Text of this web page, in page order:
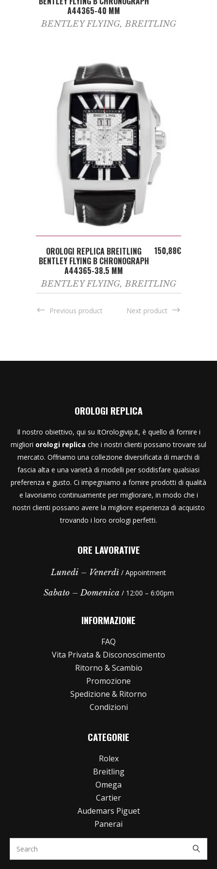
A44365-40 MM
BENTLEY FLYING,BREITLING
ADD TO CART
OROLOGI REPLICA BREITLING
BENTLEY FLYING B CHRONOGRAPH
A44365-38.5 MM
150,88€
BENTLEY FLYING,BREITLING
Previous product Next product
OROLOGI REPLICA
Il nostro obiettivo, qui su ItOrologivip.it, è quello di fornire i
migliori orologi replica che i nostri clienti possano trovare sul
mercato. Offriamo una collezione diversificata di marchi di
fascia alta e una varietà di modelli per soddisfare qualsiasi
preferenza e gusto. Ci impegniamo a fornire prodotti di qualità
e lavoriamo continuamente per migliorare, in modo che i
nostri clienti possano avere la migliore esperienza di acquisto
trovando i loro orologi perfetti.
ORE LAVORATIVE
Lunedi – Venerdì / Appointment
Sabato – Domenica / 12:00 – 6:00pm
INFORMAZIONE
FAQ
Vita Privata & Disconoscimento
Ritorno & Scambio
Promozione
Spedizione & Ritorno
Condizioni
CATEGORIE
Rolex
Breitling
Omega
Cartier
Audemars Piguet
Panerai